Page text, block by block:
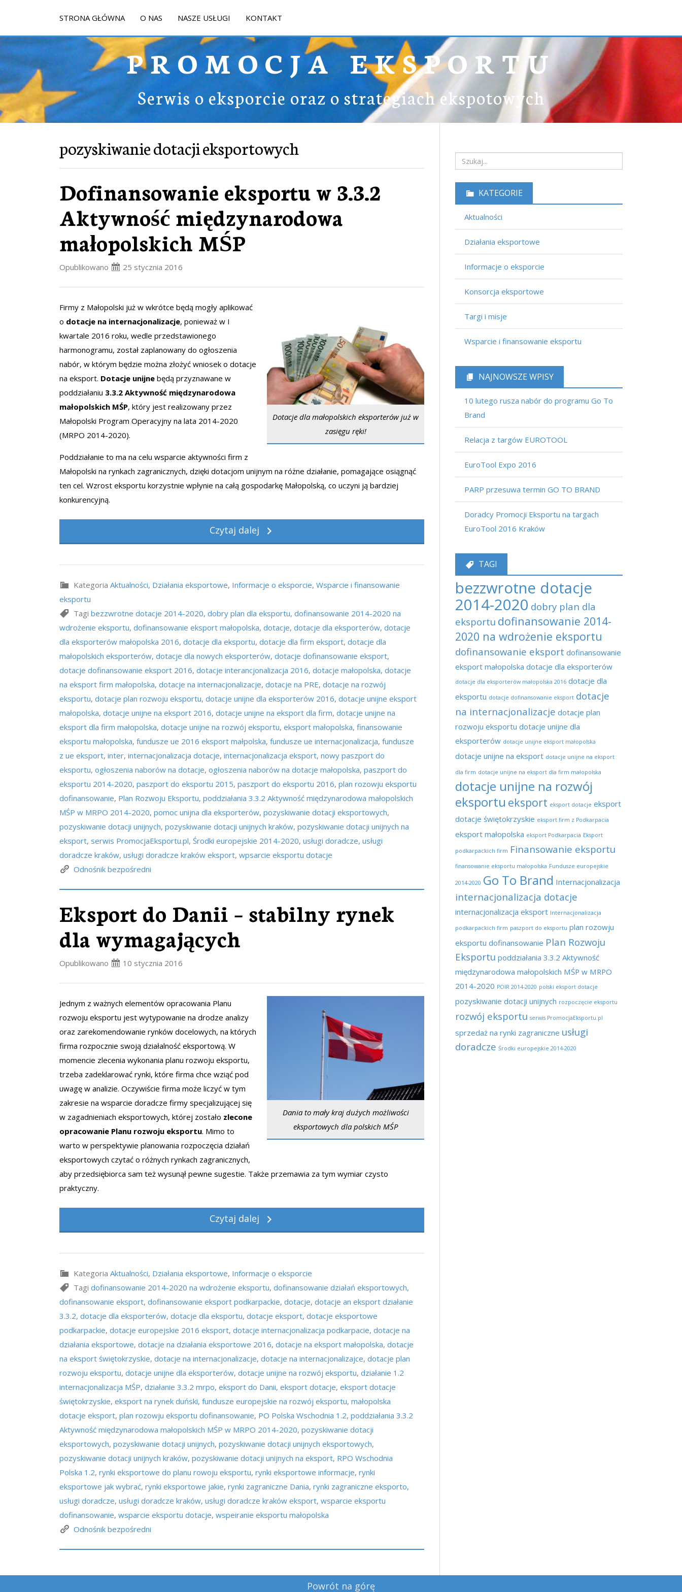
STRONA GŁÓWNA O NAS NASZE USŁUGI KONTAKT
PROMOCJA EKSPORTU
Serwis o eksporcie oraz o strategiach ekspotowych
pozyskiwanie dotacji eksportowych
Dofinansowanie eksportu w 3.3.2
Aktywność międzynarodowa
małopolskich MŚP
Opublikowano 25 stycznia 2016
Dotacje dla małopolskich eksporterów już w
zasięgu ręki!
Firmy z Małopolski już w wkrótce będą mogły aplikować
o dotacje na internacjonalizacje, ponieważ w I
kwartale 2016 roku, wedle przedstawionego
harmonogramu, został zaplanowany do ogłoszenia
nabór, w którym będzie można złożyć wniosek o dotacje
na eksport. Dotacje unijne będą przyznawane w
poddziałaniu 3.3.2 Aktywność międzynarodowa
małopolskich MŚP, który jest realizowany przez
Małopolski Program Operacyjny na lata 2014-2020
(MRPO 2014-2020).
Poddziałanie to ma na celu wsparcie aktywności firm z
Małopolski na rynkach zagranicznych, dzięki dotacjom unijnym na różne działanie, pomagające osiągnąć
ten cel. Wzrost eksportu korzystnie wpłynie na całą gospodarkę Małopolską, co uczyni ją bardziej
konkurencyjną.
Czytaj dalej
Kategoria Aktualności, Działania eksportowe, Informacje o eksporcie, Wsparcie i finansowanie
eksportu
Tagi bezzwrotne dotacje 2014-2020, dobry plan dla eksportu, dofinansowanie 2014-2020 na
wdrożenie eksportu, dofinansowanie eksport małopolska, dotacje, dotacje dla eksporterów, dotacje
dla eksporterów małopolska 2016, dotacje dla eksportu, dotacje dla firm eksport, dotacje dla
małopolskich eksporterów, dotacje dla nowych eksporterów, dotacje dofinansowanie eksport,
dotacje dofinansowanie eksport 2016, dotacje interancjonalizacja 2016, dotacje małopolska, dotacje
na eksport firm małopolska, dotacje na internacjonalizacje, dotacje na PRE, dotacje na rozwój
eksportu, dotacje plan rozwoju eksportu, dotacje unijne dla eksporterów 2016, dotacje unijne eksport
małopolska, dotacje unijne na eksport 2016, dotacje unijne na eksport dla firm, dotacje unijne na
eksport dla firm małopolska, dotacje unijne na rozwój eksportu, eksport małopolska, finansowanie
eksportu małopolska, fundusze ue 2016 eksport małpolska, fundusze ue internacjonalizacja, fundusze
z ue eksport, inter, internacjonalizacja dotacje, internacjonalizacja eksport, nowy paszport do
eksportu, ogłoszenia naborów na dotacje, ogłoszenia naborów na dotacje małopolska, paszport do
eksportu 2014-2020, paszport do eksportu 2015, paszport do eksportu 2016, plan rozowju eksportu
dofinansowanie, Plan Rozwoju Eksportu, poddziałania 3.3.2 Aktywność międzynarodowa małopolskich
MŚP w MRPO 2014-2020, pomoc unijna dla eksporterów, pozyskiwanie dotacji eksportowych,
pozyskiwanie dotacji unijnych, pozyskiwanie dotacji unijnych kraków, pozyskiwanie dotacji unijnych na
eksport, serwis PromocjaEksportu.pl, Środki europejskie 2014-2020, usługi doradcze, usługi
doradcze kraków, usługi doradcze kraków eksport, wpsarcie eksportu dotacje
Odnośnik bezpośredni
Eksport do Danii – stabilny rynek
dla wymagających
Opublikowano 10 stycznia 2016
Dania to mały kraj dużych możliwości
eksportowych dla polskich MŚP
Jednym z ważnych elementów opracowania Planu
rozwoju eksportu jest wytypowanie na drodze analizy
oraz zarekomendowanie rynków docelowych, na których
firma rozpocznie swoją działalność eksportową. W
momencie zlecenia wykonania planu rozwoju eksportu,
trzeba zadeklarować rynki, które firma chce wziąć pod
uwagę w analizie. Oczywiście firma może liczyć w tym
zakresie na wsparcie doradcze firmy specjalizującej się
w zagadnieniach eksportowych, której zostało zlecone
opracowanie Planu rozwoju eksportu. Mimo to
warto w perspektywie planowania rozpoczęcia działań
eksportowych czytać o różnych rynkach zagranicznych,
aby przedsiębiorca sam też wysunął pewne sugestie. Także przemawia za tym wymiar czysto
praktyczny.
Czytaj dalej
Kategoria Aktualności, Działania eksportowe, Informacje o eksporcie
Tagi dofinansowanie 2014-2020 na wdrożenie eksportu, dofinansowanie działań eksportowych,
dofinansowanie eksport, dofinansowanie eksport podkarpackie, dotacje, dotacje an eksport działanie
3.3.2, dotacje dla eksporterów, dotacje dla eksportu, dotacje eksport, dotacje eksportowe
podkarpackie, dotacje europejskie 2016 eksport, dotacje internacjonalizacja podkarpacie, dotacje na
działania eksportowe, dotacje na działania eksportowe 2016, dotacje na eksport małopolska, dotacje
na eksport świętokrzyskie, dotacje na internacjonalizacje, dotacje na internacjonalizajce, dotacje plan
rozwoju eksportu, dotacje unijne dla eksporterów, dotacje unijne na rozwój eksportu, działanie 1.2
internacjonalizacja MŚP, działanie 3.3.2 mrpo, eksport do Danii, eksport dotacje, eksport dotacje
świętokrzyskie, eksport na rynek duński, fundusze europejskie na rozwój eksportu, małopolska
dotacje eksport, plan rozowju eksportu dofinansowanie, PO Polska Wschodnia 1.2, poddziałania 3.3.2
Aktywność międzynarodowa małopolskich MŚP w MRPO 2014-2020, pozyskiwanie dotacji
eksportowych, pozyskiwanie dotacji unijnych, pozyskiwanie dotacji unijnych eksportowych,
pozyskiwanie dotacji unijnych kraków, pozyskiwanie dotacji unijnych na eksport, RPO Wschodnia
Polska 1.2, rynki eksportowe do planu rowoju eksportu, rynki eksportowe informacje, rynki
eksportowe jak wybrać, rynki eksportowe jakie, rynki zagraniczne Dania, rynki zagraniczne eksporto,
usługi doradcze, usługi doradcze kraków, usługi doradcze kraków eksport, wsparcie eksportu
dofinansowanie, wsparcie eksportu dotacje, wspeiranie eksportu małopolska
Odnośnik bezpośredni
KATEGORIE
Aktualności
Działania eksportowe
Informacje o eksporcie
Konsorcja eksportowe
Targi i misje
Wsparcie i finansowanie eksportu
NAJNOWSZE WPISY
10 lutego rusza nabór do programu Go To
Brand
Relacja z targów EUROTOOL
EuroTool Expo 2016
PARP przesuwa termin GO TO BRAND
Doradcy Promocji Eksportu na targach
EuroTool 2016 Kraków
TAGI
bezzwrotne dotacje
2014-2020 dobry plan dla
eksportu dofinansowanie 2014-
2020 na wdrożenie eksportu
dofinansowanie eksport dofinansowanie
eksport małopolska dotacje dla eksporterów
dotacje dla eksporterów małopolska 2016 dotacje dla
eksportu dotacje dofinansowanie eksport dotacje
na internacjonalizacje dotacje plan
rozwoju eksportu dotacje unijne dla
eksporterów dotacje unijne eksport małopolska
dotacje unijne na eksport dotacje unijne na eksport
dla firm dotacje unijne na eksport dla firm małopolska
dotacje unijne na rozwój
eksportu eksport eksport dotacje eksport
dotacje świętokrzyskie eksport firm z Podkarpacia
eksport małopolska eksport Podkarpacia Eksport
podkarpackich firm Finansowanie eksportu
finansowanie eksportu małopolska Fundusze europejskie
2014-2020 Go To Brand Internacjonalizacja
internacjonalizacja dotacje
internacjonalizacja eksport Internacjonalizacja
podkarpackich firm paszport do eksportu plan rozowju
eksportu dofinansowanie Plan Rozwoju
Eksportu poddziałania 3.3.2 Aktywność
międzynarodowa małopolskich MŚP w MRPO
2014-2020 POIR 2014-2020 polski eksport dotacje
pozyskiwanie dotacji unijnych rozpoczęcie eksportu
rozwój eksportu serwis PromocjaEksportu.pl
sprzedaż na rynki zagraniczne usługi
doradcze Środki europejskie 2014-2020
Powrót na górę